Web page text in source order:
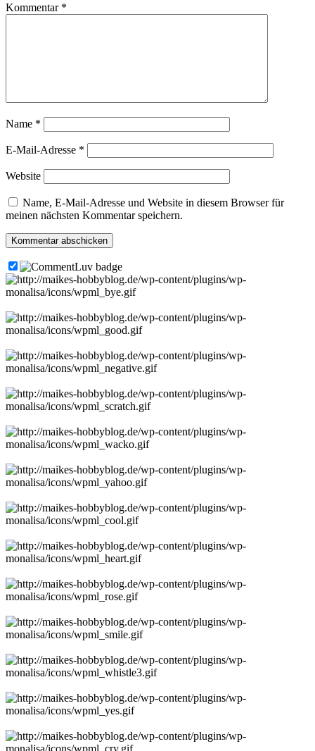
Kommentar *
Name *
E-Mail-Adresse *
Website
Name, E-Mail-Adresse und Website in diesem Browser für
meinen nächsten Kommentar speichern.